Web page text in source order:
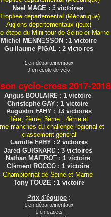
Nael MAGE : 3 victoires
Trophée départemental (Mécanique)
Aiglons départementaux (jeux)
étape du Mini-tour de Seine-et-Marne
Michel MENNESSON : 1 victoire
Guillaume PIGAL : 2 victoires
1 en départementaux
9 en école de vélo
cyclo-cross2017-2018
Angus BOULAIRE : 1 victoire
Christophe GAY : 1 victoire
Augustin FAHY : 13 victoires
1ére, 2ème, 3ème , 4ème et
manches du challenge régional et
classement général
Camille FAHY : 2 victoires
Jared GUIGNARD : 3 victoires
Nathan MAITROT : 1 victoire
Clément ROCCO : 1 victoire
Championnat de Seine et Marne
Tony TOUZE : 1 victoire
Prix d'équipe :
1 en départementaux
1 en cadets